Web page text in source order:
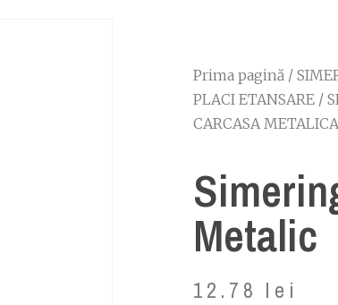
Prima pagină /
PLACI ETANSARE /
CARCASA METALICA
Metalic
12.78 lei